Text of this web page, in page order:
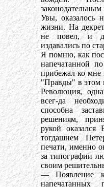
Увы, оказалось
жизни. На
не повел, и
издавались по
Я помню, как
напечатанной
прибежал ко мне
"Правды" в этом
Революция,
всег-да
способна
решениям,
рукой
тогдашнем
печати, именно
за типографии
своим
— Появление
напечатанных